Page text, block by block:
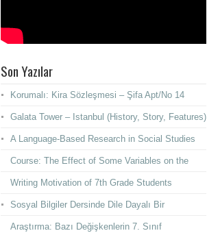
Son Yazılar
Korumalı: Kira Sözleşmesi – Şifa Apt/No 14
Galata Tower – Istanbul (History, Story, Features)
A Language-Based Research in Social Studies
Course: The Effect of Some Variables on the
Writing Motivation of 7th Grade Students
Sosyal Bilgiler Dersinde Dile Dayalı Bir
Araştırma: Bazı Değişkenlerin 7. Sınıf